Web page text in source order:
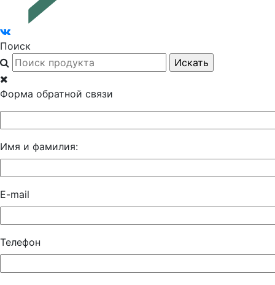
Поиск
Форма обратной связи
Имя и фамилия:
E-mail
Телефон